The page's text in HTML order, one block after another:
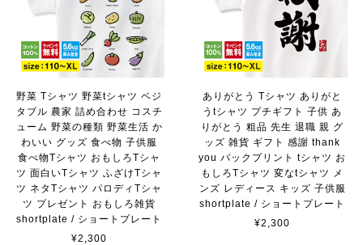
野菜 Tシャツ 野菜tシャツ ベジ
タブル 農家 詰め合わせ コスチ
ューム 野菜の種類 野菜生活 か
わいい グッズ 食べ物 子供服
食べ物Tシャツ おもしろTシャ
ツ 面白いTシャツ ふざけTシャ
ツ ネタTシャツ パロディTシャ
ツ プレゼント おもしろ雑貨
shortplate / ショートプレート
¥2,300
ありがとう Tシャツ ありがと
うtシャツ プチギフト 子供 あ
りがとう 粗品 先生 退職 親 グ
ッズ 雑貨 ギフト 感謝 thank
you バックプリント tシャツ お
もしろTシャツ 変なtシャツ メ
ンズ レディース キッズ 子供服
shortplate / ショートプレート
¥2,300